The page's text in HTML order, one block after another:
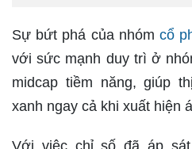
Sự bứt phá của nhómcổ
với sức mạnh duy trì ở
midcap tiềm năng, giúp
xanh ngay cả khi xuất hiện